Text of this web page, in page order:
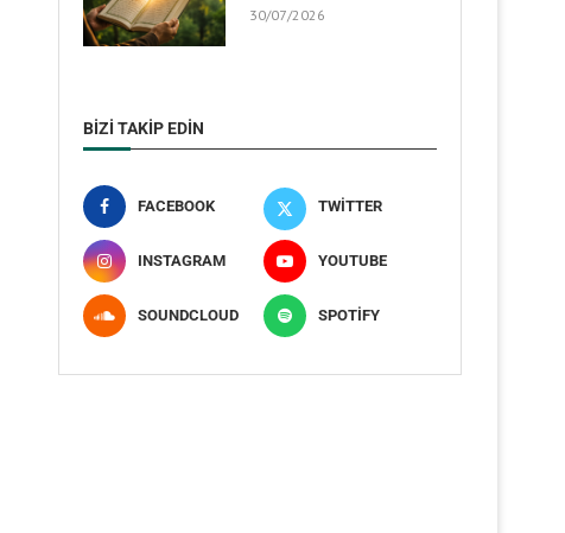
30/07/2026
BIZI TAKIP EDIN
FACEBOOK TWITTER
INSTAGRAM YOUTUBE
SOUNDCLOUD SPOTIFY